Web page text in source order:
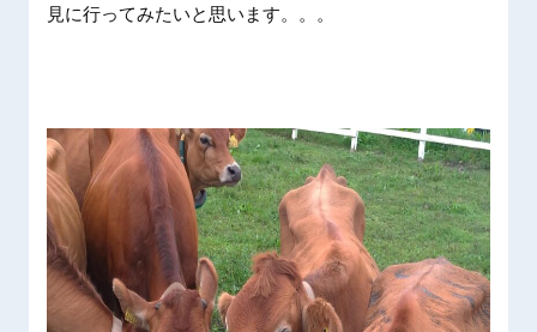
見に行ってみたいと思います。。。